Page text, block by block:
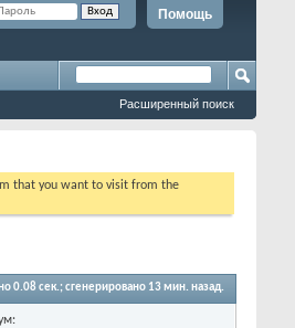
Помощь
Расширенный поиск
that you want to visit from the
0.08сек.; сгенерировано 13 мин. назад.